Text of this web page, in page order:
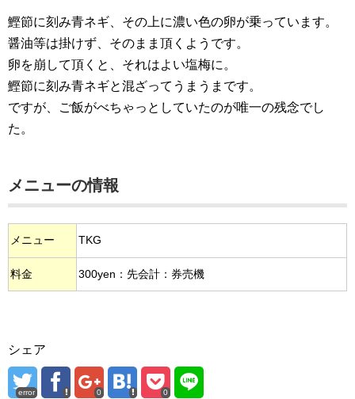
鰹節に刻み青ネギ、その上に濃い色の卵が乗っています。
醤油等は掛けず、そのまま頂くようです。
卵を崩して頂くと、それはよい塩梅に。
鰹節に刻み青ネギと混ざってうまうまです。
ですが、ご飯がべちゃっとしていたのが唯一の残念でし
た。
メニューの情報
メニュー TKG
料金 300yen：先会計：券売機
シェア
error 0 0